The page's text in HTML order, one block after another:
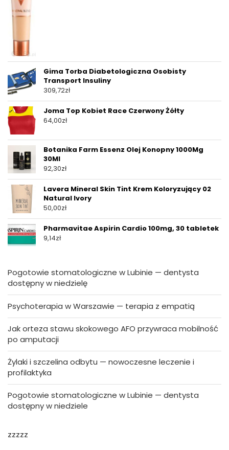
Gima Torba Diabetologiczna Osobisty
Transport Insuliny
309,72zł
Joma Top Kobiet Race Czerwony Żółty
64,00zł
Botanika Farm Essenz Olej Konopny 1000Mg
30Ml
92,30zł
Lavera Mineral Skin Tint Krem Koloryzujący 02
Natural Ivory
50,00zł
Pharmavitae Aspirin Cardio 100mg, 30 tabletek
9,14zł
Pogotowie stomatologiczne w Lubinie — dentysta
dostępny w niedzielę
Psychoterapia w Warszawie — terapia z empatią
Jak orteza stawu skokowego AFO przywraca mobilność
po amputacji
Żylaki i szczelina odbytu — nowoczesne leczenie i
profilaktyka
Pogotowie stomatologiczne w Lubinie — dentysta
dostępny w niedziele
zzzzz